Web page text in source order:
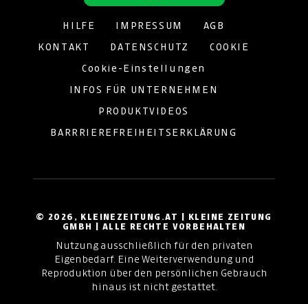
© 2026, KLEINEZEITUNG.AT | KLEINE ZEITUNG
GMBH | ALLE RECHTE VORBEHALTEN
Nutzung ausschließlich für den privaten
Eigenbedarf. Eine Weiterverwendung und
Reproduktion über den persönlichen Gebrauch
hinaus ist nicht gestattet.
HILFE IMPRESSUM AGB
KONTAKT DATENSCHUTZ COOKIE
Cookie-Einstellungen
INFOS FÜR UNTERNEHMEN
PRODUKTVIDEOS
BARRRIEREFREIHEITSERKLÄRUNG